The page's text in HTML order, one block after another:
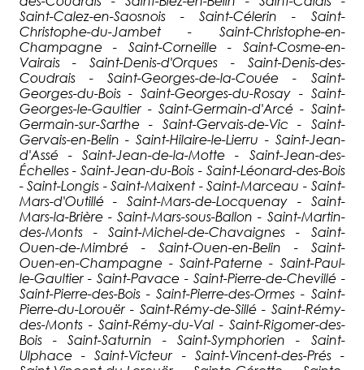
Saint-Calez-en-Saosnois - Saint-Célerin - Saint-
Christophe-du-Jambet - Saint-Christophe-en-
Champagne - Saint-Corneille - Saint-Cosme-en-
Vairais - Saint-Denis-d'Orques - Saint-Denis-des-
Coudrais - Saint-Georges-de-la-Couée - Saint-
Georges-du-Bois - Saint-Georges-du-Rosay - Saint-
Georges-le-Gaultier - Saint-Germain-d'Arcé - Saint-
Germain-sur-Sarthe - Saint-Gervais-de-Vic - Saint-
Gervais-en-Belin - Saint-Hilaire-le-Lierru - Saint-Jean-
d'Assé - Saint-Jean-de-la-Motte - Saint-Jean-des-
Échelles - Saint-Jean-du-Bois - Saint-Léonard-des-Bois
- Saint-Longis - Saint-Maixent - Saint-Marceau - Saint-
Mars-d'Outillé - Saint-Mars-de-Locquenay - Saint-
Mars-la-Brière - Saint-Mars-sous-Ballon - Saint-Martin-
des-Monts - Saint-Michel-de-Chavaignes - Saint-
Ouen-de-Mimbré - Saint-Ouen-en-Belin - Saint-
Ouen-en-Champagne - Saint-Paterne - Saint-Paul-
le-Gaultier - Saint-Pavace - Saint-Pierre-de-Chevillé -
Saint-Pierre-des-Bois - Saint-Pierre-des-Ormes - Saint-
Pierre-du-Lorouër - Saint-Rémy-de-Sillé - Saint-Rémy-
des-Monts - Saint-Rémy-du-Val - Saint-Rigomer-des-
Bois - Saint-Saturnin - Saint-Symphorien - Saint-
Ulphace - Saint-Victeur - Saint-Vincent-des-Prés -